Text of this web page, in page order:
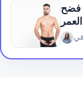
فضح
في